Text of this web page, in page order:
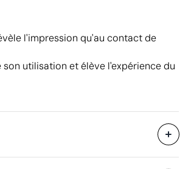
l'impression qu'au contact de
utilisation et élève l'expérience du